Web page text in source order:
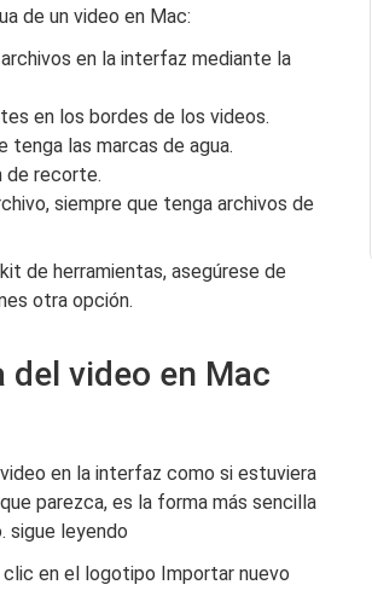
de un video en Mac:
en la interfaz mediante la
en los bordes de los videos.
las marcas de agua.
de recorte.
siempre que tenga archivos de
de herramientas, asegúrese de
otra opción.
del video en Mac
en la interfaz como si estuviera
parezca, es la forma más sencilla
sigue leyendo
clic en el logotipo Importar nuevo